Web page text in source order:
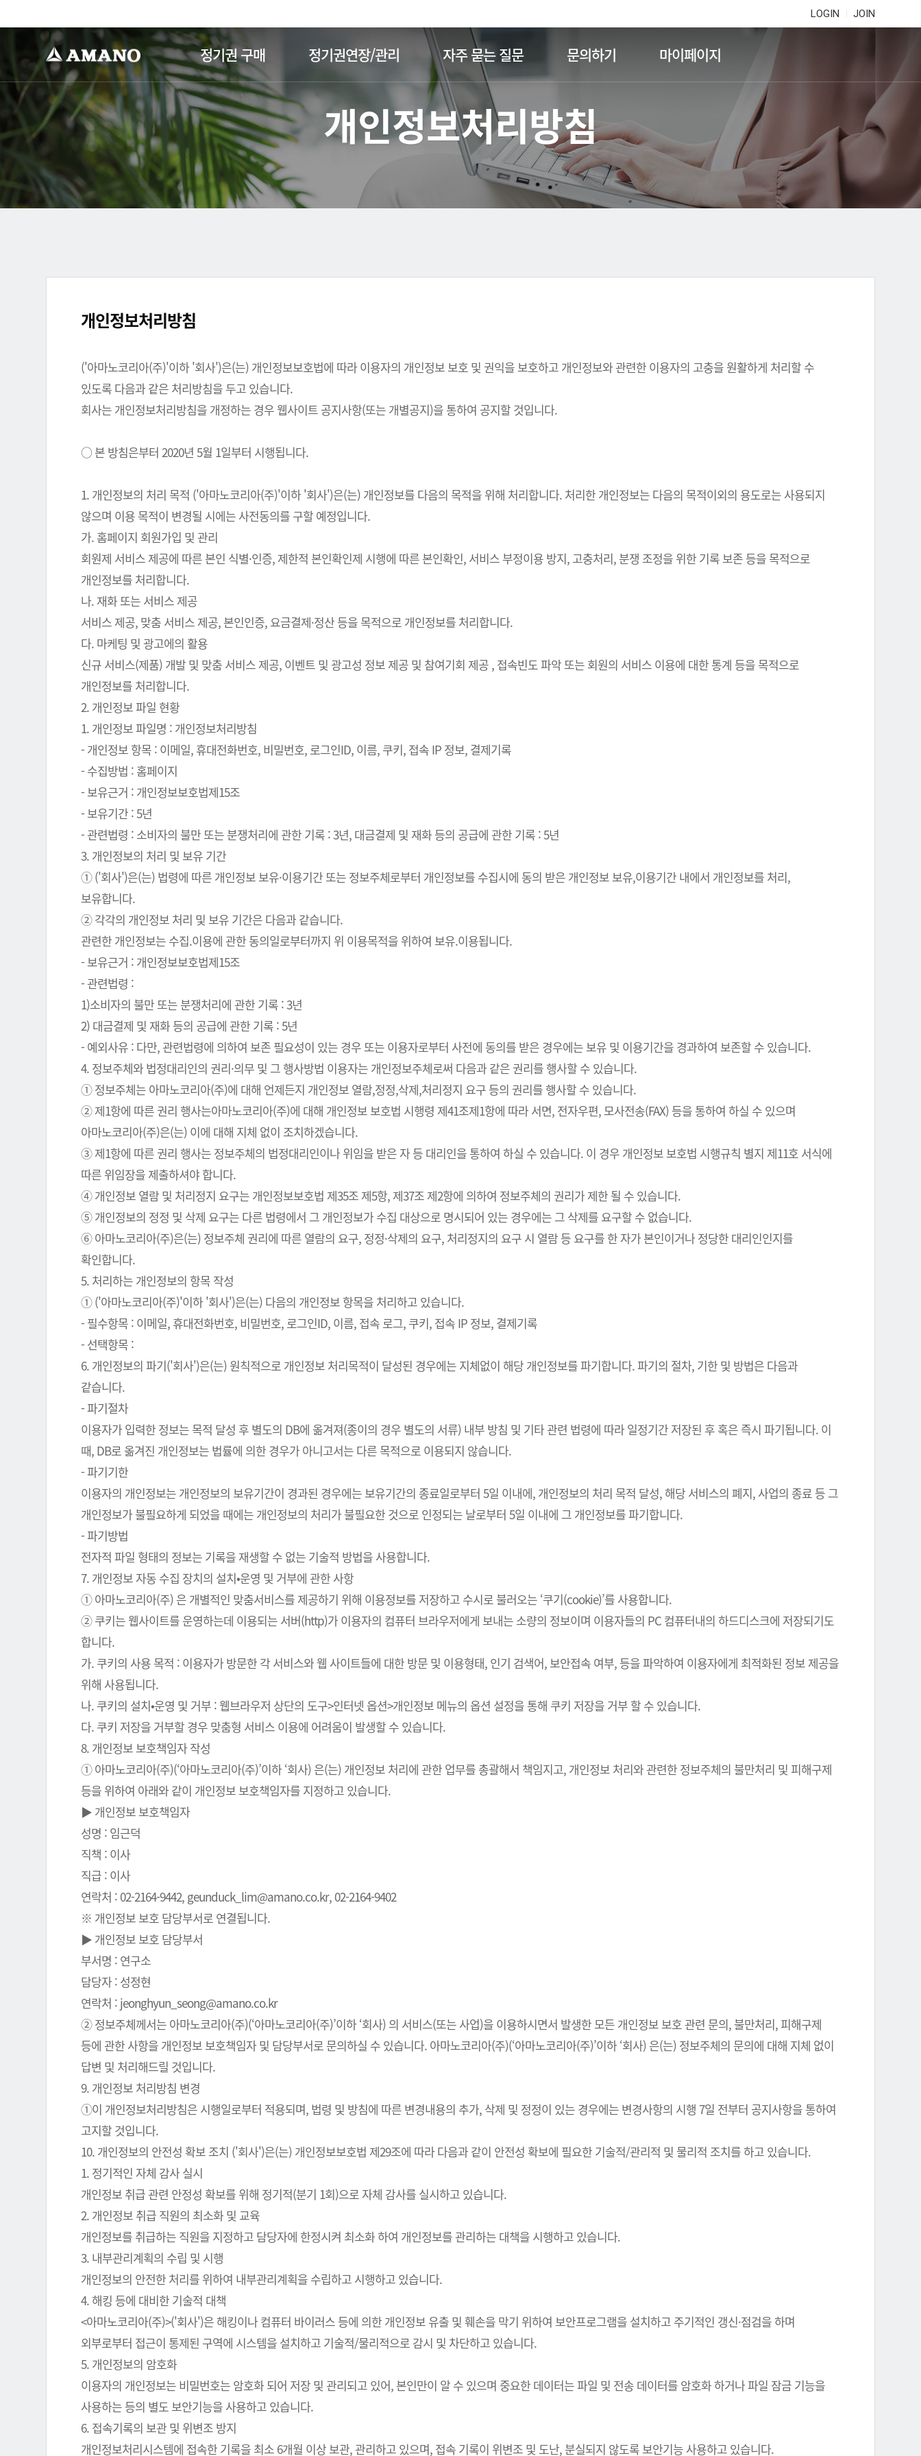
LOGIN JOIN
정기권 구매 정기권연장/관리 자주 묻는 질문 문의하기 마이페이지
개인정보처리방침
개인정보처리방침
('아마노코리아(주)'이하 '회사')은(는) 개인정보보호법에 따라 이용자의 개인정보 보호 및 권익을 보호하고 개인정보와 관련한 이용자의 고충을 원활하게 처리할 수
있도록 다음과 같은 처리방침을 두고 있습니다.
회사는 개인정보처리방침을 개정하는 경우 웹사이트 공지사항(또는 개별공지)을 통하여 공지할 것입니다.
○ 본 방침은부터 2020년 5월 1일부터 시행됩니다.
1. 개인정보의 처리 목적 ('아마노코리아(주)'이하 '회사')은(는) 개인정보를 다음의 목적을 위해 처리합니다. 처리한 개인정보는 다음의 목적이외의 용도로는 사용되지
않으며 이용 목적이 변경될 시에는 사전동의를 구할 예정입니다.
가. 홈페이지 회원가입 및 관리
회원제 서비스 제공에 따른 본인 식별·인증, 제한적 본인확인제 시행에 따른 본인확인, 서비스 부정이용 방지, 고충처리, 분쟁 조정을 위한 기록 보존 등을 목적으로
개인정보를 처리합니다.
나. 재화 또는 서비스 제공
서비스 제공, 맞춤 서비스 제공, 본인인증, 요금결제·정산 등을 목적으로 개인정보를 처리합니다.
다. 마케팅 및 광고에의 활용
신규 서비스(제품) 개발 및 맞춤 서비스 제공, 이벤트 및 광고성 정보 제공 및 참여기회 제공 , 접속빈도 파악 또는 회원의 서비스 이용에 대한 통계 등을 목적으로
개인정보를 처리합니다.
2. 개인정보 파일 현황
1. 개인정보 파일명 : 개인정보처리방침
- 개인정보 항목 : 이메일, 휴대전화번호, 비밀번호, 로그인ID, 이름, 쿠키, 접속 IP 정보, 결제기록
- 수집방법 : 홈페이지
- 보유근거 : 개인정보보호법제15조
- 보유기간 : 5년
- 관련법령 : 소비자의 불만 또는 분쟁처리에 관한 기록 : 3년, 대금결제 및 재화 등의 공급에 관한 기록 : 5년
3. 개인정보의 처리 및 보유 기간
① ('회사')은(는) 법령에 따른 개인정보 보유·이용기간 또는 정보주체로부터 개인정보를 수집시에 동의 받은 개인정보 보유,이용기간 내에서 개인정보를 처리,
보유합니다.
② 각각의 개인정보 처리 및 보유 기간은 다음과 같습니다.
관련한 개인정보는 수집.이용에 관한 동의일로부터까지 위 이용목적을 위하여 보유.이용됩니다.
- 보유근거 : 개인정보보호법제15조
- 관련법령 :
1)소비자의 불만 또는 분쟁처리에 관한 기록 : 3년
2) 대금결제 및 재화 등의 공급에 관한 기록 : 5년
- 예외사유 : 다만, 관련법령에 의하여 보존 필요성이 있는 경우 또는 이용자로부터 사전에 동의를 받은 경우에는 보유 및 이용기간을 경과하여 보존할 수 있습니다.
4. 정보주체와 법정대리인의 권리·의무 및 그 행사방법 이용자는 개인정보주체로써 다음과 같은 권리를 행사할 수 있습니다.
① 정보주체는 아마노코리아(주)에 대해 언제든지 개인정보 열람,정정,삭제,처리정지 요구 등의 권리를 행사할 수 있습니다.
② 제1항에 따른 권리 행사는아마노코리아(주)에 대해 개인정보 보호법 시행령 제41조제1항에 따라 서면, 전자우편, 모사전송(FAX) 등을 통하여 하실 수 있으며
아마노코리아(주)은(는) 이에 대해 지체 없이 조치하겠습니다.
③ 제1항에 따른 권리 행사는 정보주체의 법정대리인이나 위임을 받은 자 등 대리인을 통하여 하실 수 있습니다. 이 경우 개인정보 보호법 시행규칙 별지 제11호 서식에
따른 위임장을 제출하셔야 합니다.
④ 개인정보 열람 및 처리정지 요구는 개인정보보호법 제35조 제5항, 제37조 제2항에 의하여 정보주체의 권리가 제한 될 수 있습니다.
⑤ 개인정보의 정정 및 삭제 요구는 다른 법령에서 그 개인정보가 수집 대상으로 명시되어 있는 경우에는 그 삭제를 요구할 수 없습니다.
⑥ 아마노코리아(주)은(는) 정보주체 권리에 따른 열람의 요구, 정정·삭제의 요구, 처리정지의 요구 시 열람 등 요구를 한 자가 본인이거나 정당한 대리인인지를
확인합니다.
5. 처리하는 개인정보의 항목 작성
① ('아마노코리아(주)'이하 '회사')은(는) 다음의 개인정보 항목을 처리하고 있습니다.
- 필수항목 : 이메일, 휴대전화번호, 비밀번호, 로그인ID, 이름, 접속 로그, 쿠키, 접속 IP 정보, 결제기록
- 선택항목 :
6. 개인정보의 파기('회사')은(는) 원칙적으로 개인정보 처리목적이 달성된 경우에는 지체없이 해당 개인정보를 파기합니다. 파기의 절차, 기한 및 방법은 다음과
같습니다.
- 파기절차
이용자가 입력한 정보는 목적 달성 후 별도의 DB에 옮겨져(종이의 경우 별도의 서류) 내부 방침 및 기타 관련 법령에 따라 일정기간 저장된 후 혹은 즉시 파기됩니다. 이
때, DB로 옮겨진 개인정보는 법률에 의한 경우가 아니고서는 다른 목적으로 이용되지 않습니다.
- 파기기한
이용자의 개인정보는 개인정보의 보유기간이 경과된 경우에는 보유기간의 종료일로부터 5일 이내에, 개인정보의 처리 목적 달성, 해당 서비스의 폐지, 사업의 종료 등 그
개인정보가 불필요하게 되었을 때에는 개인정보의 처리가 불필요한 것으로 인정되는 날로부터 5일 이내에 그 개인정보를 파기합니다.
- 파기방법
전자적 파일 형태의 정보는 기록을 재생할 수 없는 기술적 방법을 사용합니다.
7. 개인정보 자동 수집 장치의 설치•운영 및 거부에 관한 사항
① 아마노코리아(주) 은 개별적인 맞춤서비스를 제공하기 위해 이용정보를 저장하고 수시로 불러오는 ‘쿠기(cookie)’를 사용합니다.
② 쿠키는 웹사이트를 운영하는데 이용되는 서버(http)가 이용자의 컴퓨터 브라우저에게 보내는 소량의 정보이며 이용자들의 PC 컴퓨터내의 하드디스크에 저장되기도
합니다.
가. 쿠키의 사용 목적 : 이용자가 방문한 각 서비스와 웹 사이트들에 대한 방문 및 이용형태, 인기 검색어, 보안접속 여부, 등을 파악하여 이용자에게 최적화된 정보 제공을
위해 사용됩니다.
나. 쿠키의 설치•운영 및 거부 : 웹브라우저 상단의 도구>인터넷 옵션>개인정보 메뉴의 옵션 설정을 통해 쿠키 저장을 거부 할 수 있습니다.
다. 쿠키 저장을 거부할 경우 맞춤형 서비스 이용에 어려움이 발생할 수 있습니다.
8. 개인정보 보호책임자 작성
① 아마노코리아(주)(‘아마노코리아(주)’이하 ‘회사) 은(는) 개인정보 처리에 관한 업무를 총괄해서 책임지고, 개인정보 처리와 관련한 정보주체의 불만처리 및 피해구제
등을 위하여 아래와 같이 개인정보 보호책임자를 지정하고 있습니다.
▶ 개인정보 보호책임자
성명 : 임근덕
직책 : 이사
직급 : 이사
연락처 : 02-2164-9442, geunduck_lim@amano.co.kr, 02-2164-9402
※ 개인정보 보호 담당부서로 연결됩니다.
▶ 개인정보 보호 담당부서
부서명 : 연구소
담당자 : 성정현
연락처 : jeonghyun_seong@amano.co.kr
② 정보주체께서는 아마노코리아(주)(‘아마노코리아(주)’이하 ‘회사) 의 서비스(또는 사업)을 이용하시면서 발생한 모든 개인정보 보호 관련 문의, 불만처리, 피해구제
등에 관한 사항을 개인정보 보호책임자 및 담당부서로 문의하실 수 있습니다. 아마노코리아(주)(‘아마노코리아(주)’이하 ‘회사) 은(는) 정보주체의 문의에 대해 지체 없이
답변 및 처리해드릴 것입니다.
9. 개인정보 처리방침 변경
①이 개인정보처리방침은 시행일로부터 적용되며, 법령 및 방침에 따른 변경내용의 추가, 삭제 및 정정이 있는 경우에는 변경사항의 시행 7일 전부터 공지사항을 통하여
고지할 것입니다.
10. 개인정보의 안전성 확보 조치 ('회사')은(는) 개인정보보호법 제29조에 따라 다음과 같이 안전성 확보에 필요한 기술적/관리적 및 물리적 조치를 하고 있습니다.
1. 정기적인 자체 감사 실시
개인정보 취급 관련 안정성 확보를 위해 정기적(분기 1회)으로 자체 감사를 실시하고 있습니다.
2. 개인정보 취급 직원의 최소화 및 교육
개인정보를 취급하는 직원을 지정하고 담당자에 한정시켜 최소화 하여 개인정보를 관리하는 대책을 시행하고 있습니다.
3. 내부관리계획의 수립 및 시행
개인정보의 안전한 처리를 위하여 내부관리계획을 수립하고 시행하고 있습니다.
4. 해킹 등에 대비한 기술적 대책
<아마노코리아(주)>('회사')은 해킹이나 컴퓨터 바이러스 등에 의한 개인정보 유출 및 훼손을 막기 위하여 보안프로그램을 설치하고 주기적인 갱신·점검을 하며
외부로부터 접근이 통제된 구역에 시스템을 설치하고 기술적/물리적으로 감시 및 차단하고 있습니다.
5. 개인정보의 암호화
이용자의 개인정보는 비밀번호는 암호화 되어 저장 및 관리되고 있어, 본인만이 알 수 있으며 중요한 데이터는 파일 및 전송 데이터를 암호화 하거나 파일 잠금 기능을
사용하는 등의 별도 보안기능을 사용하고 있습니다.
6. 접속기록의 보관 및 위변조 방지
개인정보처리시스템에 접속한 기록을 최소 6개월 이상 보관, 관리하고 있으며, 접속 기록이 위변조 및 도난, 분실되지 않도록 보안기능 사용하고 있습니다.